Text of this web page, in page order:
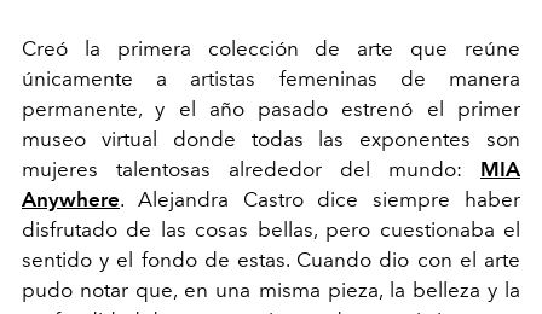
Creó la primera colección de arte que reúne
únicamente a artistas femeninas de manera
permanente, y el año pasado estrenó el primer
museo virtual donde todas las exponentes son
mujeres talentosas alrededor del mundo: MIA
Anywhere. Alejandra Castro dice siempre haber
disfrutado de las cosas bellas, pero cuestionaba el
sentido y el fondo de estas. Cuando dio con el arte
pudo notar que, en una misma pieza, la belleza y la